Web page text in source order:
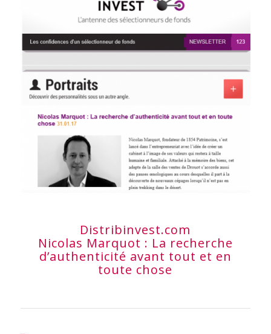
Distribinvest.com
Nicolas Marquot : La recherche
d’authenticité avant tout et en
toute chose